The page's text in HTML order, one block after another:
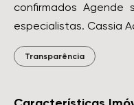
confirmados
especialistas. Cassia
Transparência